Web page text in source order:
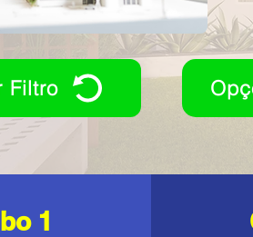
Filtro
1